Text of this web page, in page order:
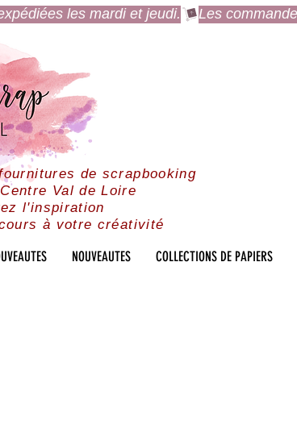
les mardi et jeudi.
de scrapbooking
Val de Loire
l'inspiration
à votre créativité
NOUVEAUTES COLLECTIONS DE PAPIERS